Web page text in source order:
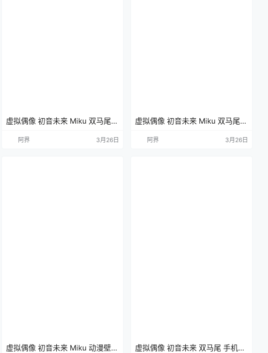
虚拟偶像 初音未来 Miku 双马尾
阿界 3月26日
虚拟偶像 初音未来 Miku 双马尾
阿界 3月26日
虚拟偶像 初音未来 Miku 动漫壁纸
虚拟偶像 初音未来 双马尾 手机壁